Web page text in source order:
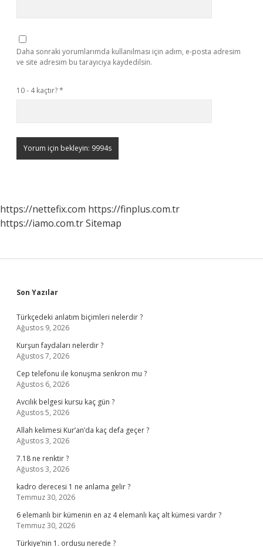
Daha sonraki yorumlarımda kullanılması için adım, e-posta adresim
ve site adresim bu tarayıcıya kaydedilsin.
10 - 4 kaçtır?*
https://nettefix.com https://finplus.com.tr
https://iamo.com.trSitemap
Sidebar
Son Yazılar
Türkçedeki anlatım biçimleri nelerdir ?
Ağustos 9, 2026
Kurşun faydaları nelerdir ?
Ağustos 7, 2026
Cep telefonu ile konuşma senkron mu ?
Ağustos 6, 2026
Avcılık belgesi kursu kaç gün ?
Ağustos 5, 2026
Allah kelimesi Kur’an’da kaç defa geçer ?
Ağustos 3, 2026
7.18 ne renktir ?
Ağustos 3, 2026
kadro derecesi 1 ne anlama gelir ?
Temmuz 30, 2026
6 elemanlı bir kümenin en az 4 elemanlı kaç alt kümesi vardır ?
Temmuz 30, 2026
Türkiye’nin 1. ordusu nerede ?